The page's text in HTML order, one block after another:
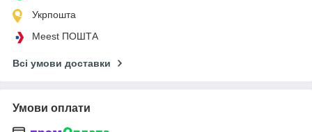
Укрпошта
Meest ПОШТА
Всі умови доставки
Умови оплати